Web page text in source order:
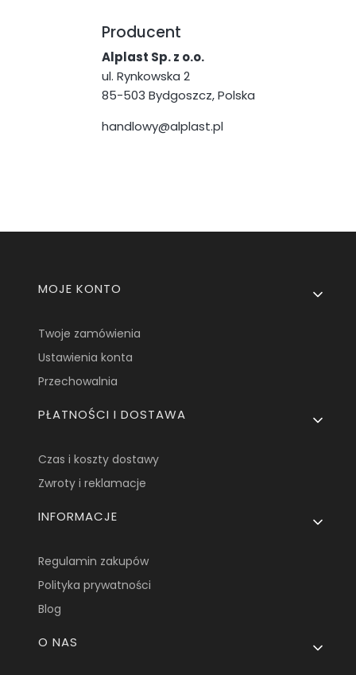
Producent
Alplast Sp. z o.o.
ul. Rynkowska 2
85-503 Bydgoszcz, Polska
handlowy@alplast.pl
Linki w stopce
MOJE KONTO
Twoje zamówienia
Ustawienia konta
Przechowalnia
PŁATNOŚCI I DOSTAWA
Czas i koszty dostawy
Zwroty i reklamacje
INFORMACJE
Regulamin zakupów
Polityka prywatności
Blog
O NAS